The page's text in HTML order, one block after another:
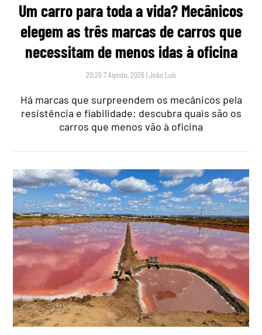
Um carro para toda a vida? Mecânicos
elegem as três marcas de carros que
necessitam de menos idas à oficina
20:20 7 Agosto, 2026 |João Luís
Há marcas que surpreendem os mecânicos pela
resistência e fiabilidade: descubra quais são os
carros que menos vão à oficina